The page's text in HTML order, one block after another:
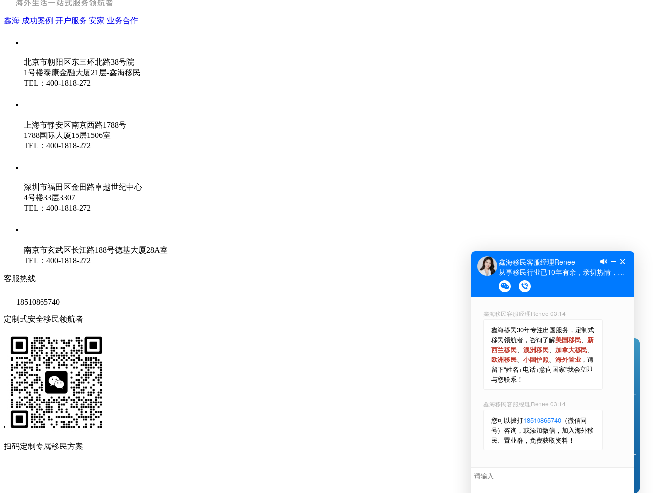
鑫海 成功案例 开户服务 安家 业务合作
北京市朝阳区东三环北路38号院
1号楼泰康金融大厦21层-鑫海移民
TEL：400-1818-272
上海市静安区南京西路1788号
1788国际大厦15层1506室
TEL：400-1818-272
深圳市福田区金田路卓越世纪中心
4号楼33层3307
TEL：400-1818-272
南京市玄武区长江路188号德基大厦28A室
TEL：400-1818-272
客服热线
18510865740
定制式安全移民领航者
'
扫码定制专属移民方案